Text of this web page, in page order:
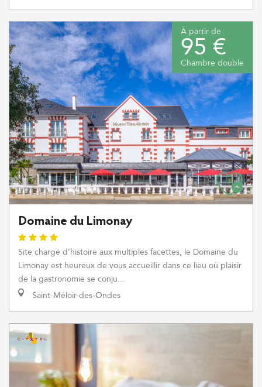
À partir de
95 €
Chambre double
Domaine du Limonay
Site chargé d’histoire aux multiples facettes, le Domaine du
Limonay est heureux de vous accueillir dans ce lieu où plaisir
de la gastronomie se conju...
Saint-Méloir-des-Ondes